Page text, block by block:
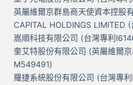
英屬維爾京群島商天使資本控股
CAPITAL HOLDINGS LIMITED
嵩順科技有限公司 (台灣專利
奎艾特股份有限公司 (英屬維爾
M549491)
羅捷系統股份有限公司 (台灣專